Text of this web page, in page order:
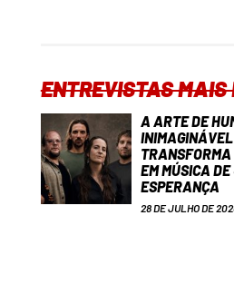
ENTREVISTAS MAIS
A ARTE DE
TRANSFORMA
EM MÚSICA
ESPERANÇA
28 DE JULHO DE